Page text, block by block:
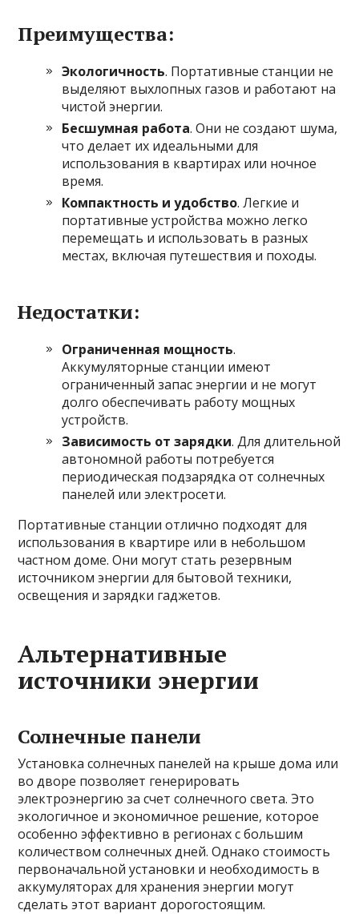
Преимущества:
Экологичность. Портативные станции не
выделяют выхлопных газов и работают на
чистой энергии.
Бесшумная работа. Они не создают шума,
что делает их идеальными для
использования в квартирах или ночное
время.
Компактность и удобство. Легкие и
портативные устройства можно легко
перемещать и использовать в разных
местах, включая путешествия и походы.
Недостатки:
Ограниченная мощность.
Аккумуляторные станции имеют
ограниченный запас энергии и не могут
долго обеспечивать работу мощных
устройств.
Зависимость от зарядки. Для длительной
автономной работы потребуется
периодическая подзарядка от солнечных
панелей или электросети.
Портативные станции отлично подходят для
использования в квартире или в небольшом
частном доме. Они могут стать резервным
источником энергии для бытовой техники,
освещения и зарядки гаджетов.
Альтернативные
источники энергии
Солнечные панели
Установка солнечных панелей на крыше дома или
во дворе позволяет генерировать
электроэнергию за счет солнечного света. Это
экологичное и экономичное решение, которое
особенно эффективно в регионах с большим
количеством солнечных дней. Однако стоимость
первоначальной установки и необходимость в
аккумуляторах для хранения энергии могут
сделать этот вариант дорогостоящим.